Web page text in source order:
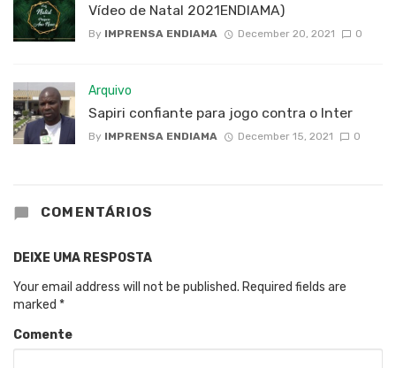
Vídeo de Natal 2021ENDIAMA)
By IMPRENSA ENDIAMA December 20, 2021 0
Arquivo
Sapiri confiante para jogo contra o Inter
By IMPRENSA ENDIAMA December 15, 2021 0
COMENTÁRIOS
DEIXE UMA RESPOSTA
Your email address will not be published. Required fields are
marked *
Comente